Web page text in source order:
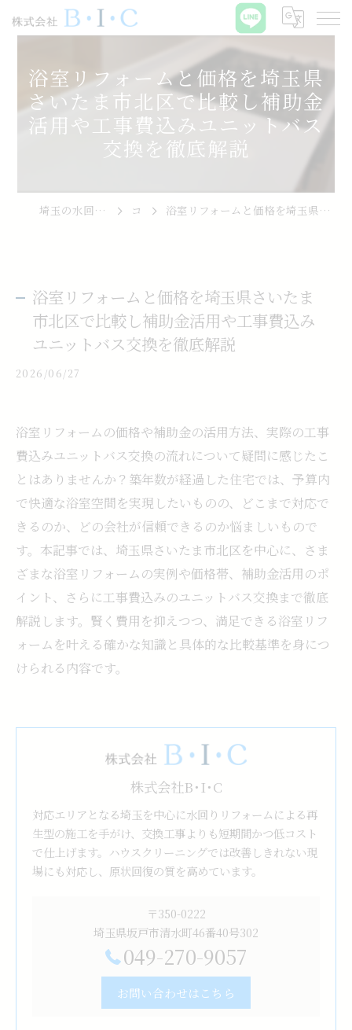
浴室リフォームと価格を埼玉県
さいたま市北区で比較し補助金
活用や工事費込みユニットバス
交換を徹底解説
埼玉の水回りリフォームなら株式会社B･I･C コラム 浴室リフォームと価格を埼玉県さいたま市北区で比較し補助金活用や工事費込みユニットバス交換を徹底解説
浴室リフォームと価格を埼玉県さいたま
市北区で比較し補助金活用や工事費込み
ユニットバス交換を徹底解説
2026/06/27
浴室リフォームの価格や補助金の活用方法、実際の工事
費込みユニットバス交換の流れについて疑問に感じたこ
とはありませんか？築年数が経過した住宅では、予算内
で快適な浴室空間を実現したいものの、どこまで対応で
きるのか、どの会社が信頼できるのか悩ましいもので
す。本記事では、埼玉県さいたま市北区を中心に、さま
ざまな浴室リフォームの実例や価格帯、補助金活用のポ
イント、さらに工事費込みのユニットバス交換まで徹底
解説します。賢く費用を抑えつつ、満足できる浴室リフ
ォームを叶える確かな知識と具体的な比較基準を身につ
けられる内容です。
株式会社B･I･C
対応エリアとなる埼玉を中心に水回りリフォームによる再
生型の施工を手がけ、交換工事よりも短期間かつ低コスト
で仕上げます。ハウスクリーニングでは改善しきれない現
場にも対応し、原状回復の質を高めています。
〒350-0222
埼玉県坂戸市清水町46番40号302
049-270-9057
お問い合わせはこちら